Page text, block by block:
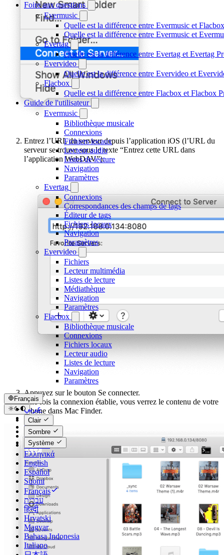
Foire aux questions
Evermusic
Quelle est la différence entre Evermusic et Flacbox
Quelle est la différence entre Evermusic et
Evertag
Quelle est la différence entre Evertag et Evertag
Evervideo
Quelle est la différence entre Evervideo et
Flacbox
Quelle est la différence entre Flacbox et Flacbox
Guide de l'utilisateur
Evermusic
Bibliothèque musicale
Connexions
Fichiers locaux
Lecteur audio
Listes de lecture
Navigation
Paramètres
Evertag
Connexions
Correspondances des champs de tags
Éditeur de tags
Fichiers locaux
Navigation
Paramètres
Evervideo
Fichiers
Lecteur multimédia
Listes de lecture
Médiathèque
Navigation
Paramètres
Flacbox
Bibliothèque musicale
Connexions
Fichiers locaux
Lecteur audio
Listes de lecture
Navigation
Paramètres
Français
عربي
Català
Čeština
Dansk
Deutsch
Ελληνικά
English
Español
Suomi
Français
עברית
हिन्दी
Hrvatski
Magyar
Bahasa Indonesia
Italiano
Clair
Sombre
Système
Entrez l’URL du serveur depuis l’application iOS (l’URL du
serveur se trouve sous le texte “Entrez cette URL dans
l’application WebDAV”).
Appuyez sur le bouton Se connecter.
Une fois la connexion établie, vous verrez le contenu de votre
iPhone dans Mac Finder.